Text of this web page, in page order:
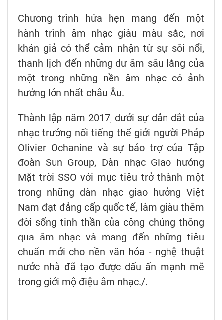
Chương trình hứa hẹn mang đến một
hành trình âm nhạc giàu màu sắc, nơi
khán giả có thể cảm nhận từ sự sôi nổi,
thanh lịch đến những dư âm sâu lắng của
một trong những nền âm nhạc có ảnh
hưởng lớn nhất châu Âu.
Thành lập năm 2017, dưới sự dẫn dắt của
nhạc trưởng nổi tiếng thế giới người Pháp
Olivier Ochanine và sự bảo trợ của Tập
đoàn Sun Group, Dàn nhạc Giao hưởng
Mặt trời SSO với mục tiêu trở thành một
trong những dàn nhạc giao hưởng Việt
Nam đạt đẳng cấp quốc tế, làm giàu thêm
đời sống tinh thần của công chúng thông
qua âm nhạc và mang đến những tiêu
chuẩn mới cho nền văn hóa - nghệ thuật
nước nhà đã tạo được dấu ấn mạnh mẽ
trong giới mộ điệu âm nhạc./.